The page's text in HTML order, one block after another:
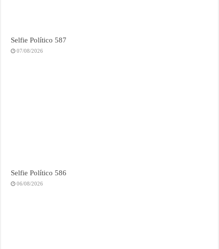
Selfie Político 587
07/08/2026
Selfie Político 586
06/08/2026